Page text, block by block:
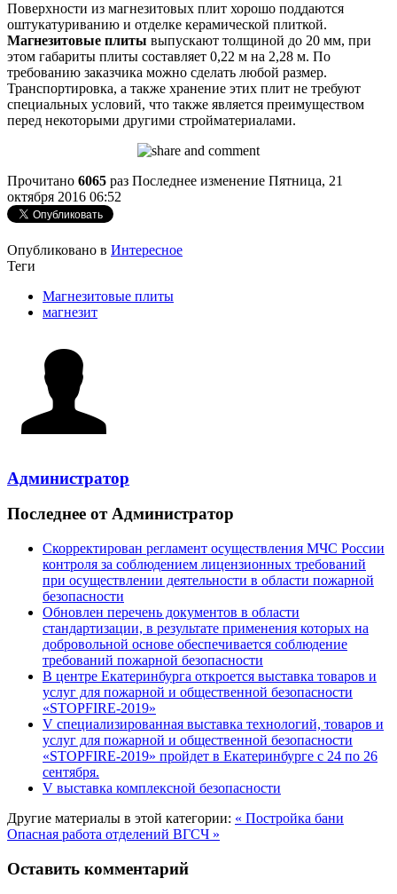
Поверхности из магнезитовых плит хорошо поддаются
оштукатуриванию и отделке керамической плиткой.
Магнезитовые плиты выпускают толщиной до 20 мм, при
этом габариты плиты составляет 0,22 м на 2,28 м. По
требованию заказчика можно сделать любой размер.
Транспортировка, а также хранение этих плит не требуют
специальных условий, что также является преимуществом
перед некоторыми другими стройматериалами.
Прочитано 6065 раз Последнее изменение Пятница, 21
октября 2016 06:52
Опубликовано в Интересное
Теги
Магнезитовые плиты
магнезит
Администратор
Последнее от Администратор
Скорректирован регламент осуществления МЧС России
контроля за соблюдением лицензионных требований
при осуществлении деятельности в области пожарной
безопасности
Обновлен перечень документов в области
стандартизации, в результате применения которых на
добровольной основе обеспечивается соблюдение
требований пожарной безопасности
В центре Екатеринбурга откроется выставка товаров и
услуг для пожарной и общественной безопасности
«STOPFIRE-2019»
V специализированная выставка технологий, товаров и
услуг для пожарной и общественной безопасности
«STOPFIRE-2019» пройдет в Екатеринбурге с 24 по 26
сентября.
V выставка комплексной безопасности
Другие материалы в этой категории: « Постройка бани
Опасная работа отделений ВГСЧ »
Оставить комментарий